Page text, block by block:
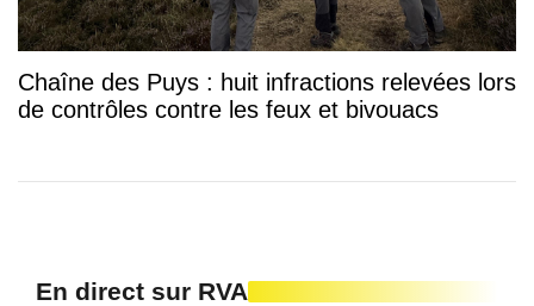
Chaîne des Puys : huit infractions relevées lors
de contrôles contre les feux et bivouacs
En direct sur RVA